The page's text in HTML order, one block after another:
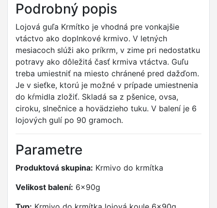
Podrobný popis
Lojová guľa Krmítko je vhodná pre vonkajšie
vtáctvo ako doplnkové krmivo. V letných
mesiacoch slúži ako príkrm, v zime pri nedostatku
potravy ako dôležitá časť krmiva vtáctva. Guľu
treba umiestniť na miesto chránené pred dažďom.
Je v sieťke, ktorú je možné v prípade umiestnenia
do kŕmidla zložiť. Skladá sa z pšenice, ovsa,
ciroku, slnečnice a hovädzieho tuku. V balení je 6
lojových gulí po 90 gramoch.
Parametre
Produktová skupina: Krmivo do krmítka
Velikost balení: 6x90g